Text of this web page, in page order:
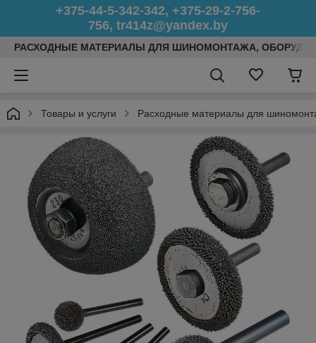
+375-44-5-342-342, +375-29-2-756-
756, tr414z@yandex.by
РАСХОДНЫЕ МАТЕРИАЛЫ ДЛЯ ШИНОМОНТАЖА,
Товары и услуги Расходные материалы для